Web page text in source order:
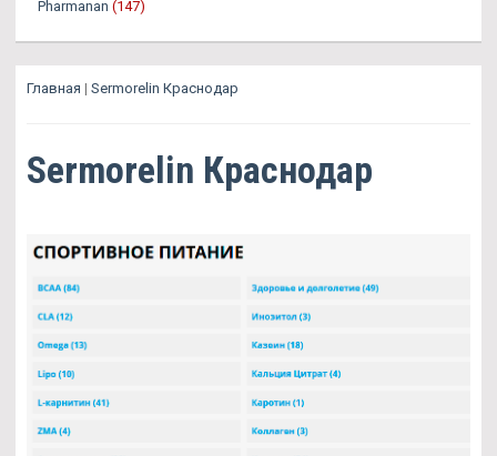
Pharmanan (147)
Главная | Sermorelin Краснодар
Sermorelin Краснодар